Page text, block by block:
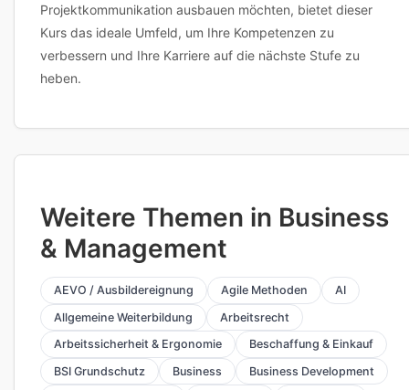
Projektkommunikation ausbauen möchten, bietet dieser
Kurs das ideale Umfeld, um Ihre Kompetenzen zu
verbessern und Ihre Karriere auf die nächste Stufe zu
heben.
Weitere Themen in Business
& Management
AEVO / Ausbildereignung Agile Methoden
AI
Allgemeine Weiterbildung
Arbeitsrecht
Arbeitssicherheit & Ergonomie
Beschaffung & Einkauf
BSI Grundschutz
Business
Business Development